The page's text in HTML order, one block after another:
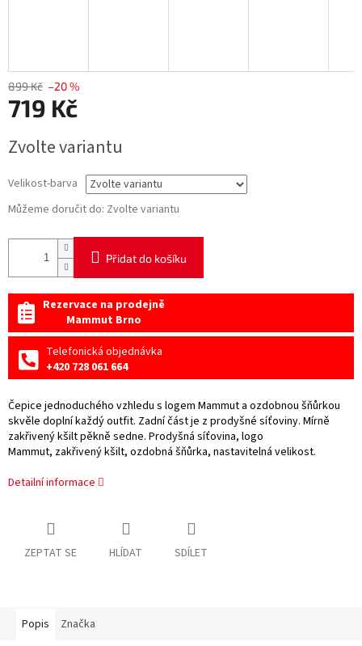
899 Kč –20 %
719 Kč
cena:
Zvolte variantu
Velikost-barva
Můžeme doručit do: Zvolte variantu
Přidat do košíku
Rezervace na prodejně
Mammut Brno
Telefonická objednávka
+420 728 061 664
Čepice jednoduchého vzhledu s logem Mammut a ozdobnou šňůrkou
skvěle doplní každý outfit. Zadní část je z prodyšné síťoviny. Mírně
zakřivený kšilt pěkně sedne. Prodyšná síťovina, logo
Mammut, zakřivený kšilt, ozdobná šňůrka, nastavitelná velikost.
Detailní informace
ZEPTAT SE HLÍDAT SDÍLET
Popis Značka